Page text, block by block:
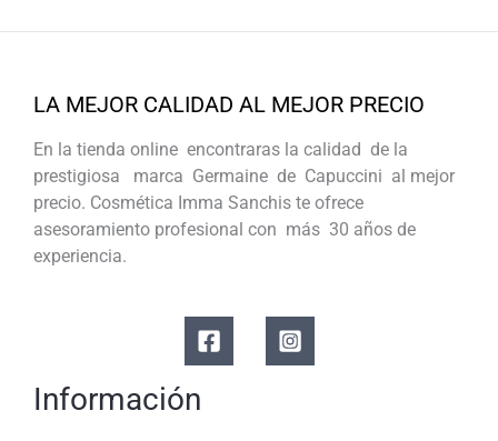
LA MEJOR CALIDAD AL MEJOR PRECIO
En la tienda online encontraras la calidad de la
prestigiosa marca Germaine de Capuccini al mejor
precio. Cosmética Imma Sanchis te ofrece
asesoramiento profesional con más 30 años de
experiencia.
Información